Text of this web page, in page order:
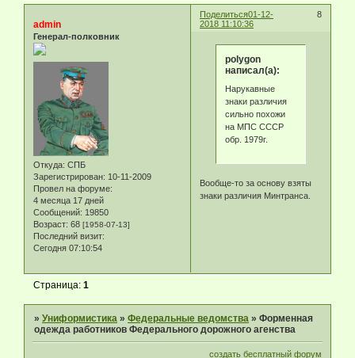
Поделиться 8
01-12-
2018 11:10:36
admin
Генерал-полковник
Откуда: СПБ
Зарегистрирован: 10-11-2009
Провел на форуме:
4 месяца 17 дней
Сообщений: 19850
Возраст: 68 [1958-07-13]
Последний визит:
Сегодня 07:10:54
polygon
написал(а):
Нарукавные
знаки различия
сильно похожи
на МПС СССР
обр. 1979г.
Вообще-то за основу взяты
знаки различия Минтранса.
Страница:1
»Униформистика »Федеральные ведомства »Форменная
одежда работников Федерального дорожного агенства
создать бесплатный форум